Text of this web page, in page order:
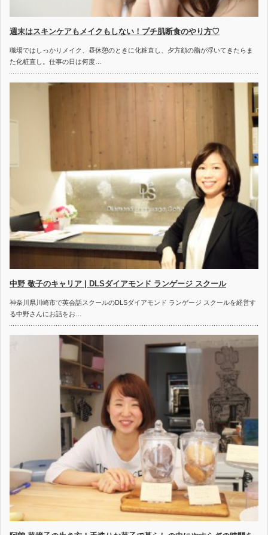
週末はスキンケアもメイクもしない！プチ肌断食のやり方♡
職場ではしっかりメイク、昼休憩のときに化粧直し、夕方顔の脂が浮いてきたらま
た化粧直し。仕事の日は何度…
中野 敬子のキャリア | DLSダイアモンド ランゲージ スクール
神奈川県川崎市で英会話スクールのDLSダイアモンド ランゲージ スクールを経営す
る中野さんにお話をお…